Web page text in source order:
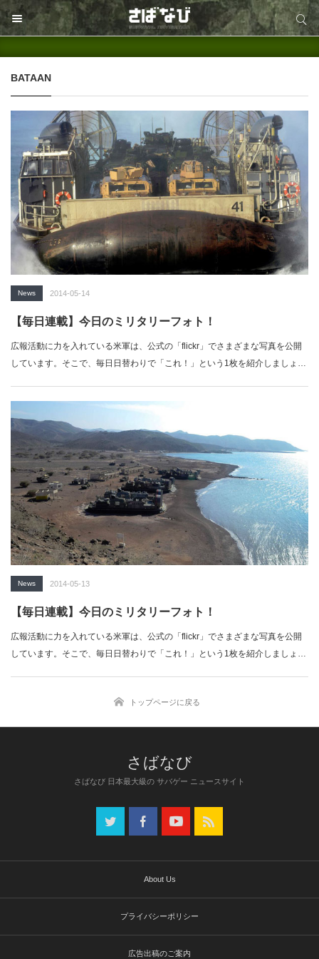
サイト内検索
BATAAN
News 2014-05-14
【毎日連載】今日のミリタリーフォト！
広報活動に力を入れている米軍は、公式の「flickr」でさまざまな写真を公開
しています。そこで、毎日日替わりで「これ！」という1枚を紹介しましょ
News 2014-05-13
【毎日連載】今日のミリタリーフォト！
広報活動に力を入れている米軍は、公式の「flickr」でさまざまな写真を公開
しています。そこで、毎日日替わりで「これ！」という1枚を紹介しましょ
トップページに戻る
さばなび 日本最大級の サバゲー ニュースサイト
About Us
プライバシーポリシー
広告出稿のご案内
サイト内検索